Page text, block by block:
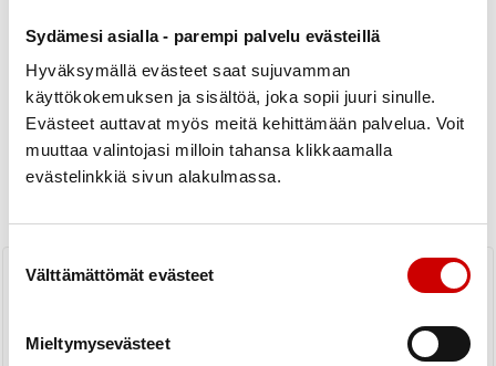
Sydämesi asialla - parempi palvelu evästeillä
Hyväksymällä evästeet saat sujuvamman
käyttökokemuksen ja sisältöä, joka sopii juuri sinulle.
Evästeet auttavat myös meitä kehittämään palvelua. Voit
muuttaa valintojasi milloin tahansa klikkaamalla
evästelinkkiä sivun alakulmassa.
Välttämättömät evästeet
Mieltymysevästeet
Uutiset
#100kulttuuritapahtumaa
LUE UUTINEN